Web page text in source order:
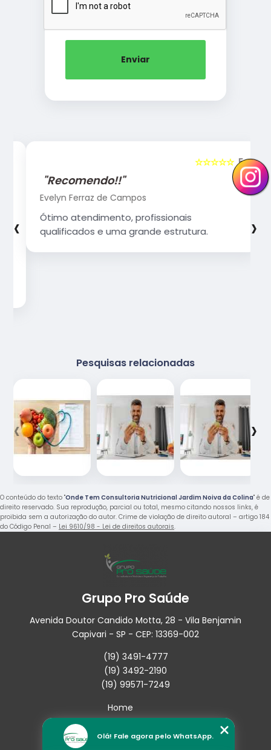
Enviar
5
☆☆☆☆☆
"Recomendo!!"
Evelyn Ferraz de Campos
Ótimo atendimento, profissionais
qualificados e uma grande estrutura.
‹ ›
Pesquisas relacionadas
‹ ›
O conteúdo do texto "Onde Tem Consultoria Nutricional Jardim Noiva da Colina" é de
direito reservado. Sua reprodução, parcial ou total, mesmo citando nossos links, é
proibida sem a autorização do autor. Crime de violação de direito autoral – artigo 184
do Código Penal – Lei 9610/98 - Lei de direitos autorais.
Grupo Pro Saúde
Avenida Doutor Candido Motta, 28 - Vila Benjamin
Capivari - SP - CEP: 13369-002
(19) 3491-4777
(19) 3492-2190
(19) 99571-7249
Home
Empresa
Missão
Olá! Fale agora pelo WhatsApp.